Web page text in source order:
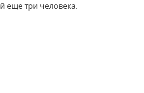
еще три человека.